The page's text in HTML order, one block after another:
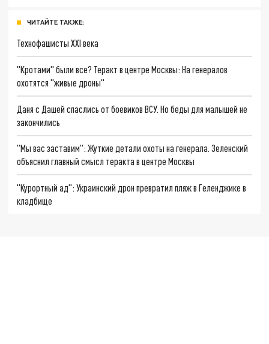
ЧИТАЙТЕ ТАКЖЕ:
Технофашисты XXI века
"Кротами" были все? Теракт в центре Москвы: На генералов
охотятся "живые дроны"
Даня с Дашей спаслись от боевиков ВСУ. Но беды для малышей не
закончились
"Мы вас заставим": Жуткие детали охоты на генерала. Зеленский
объяснил главный смысл теракта в центре Москвы
"Курортный ад": Украинский дрон превратил пляж в Геленджике в
кладбище